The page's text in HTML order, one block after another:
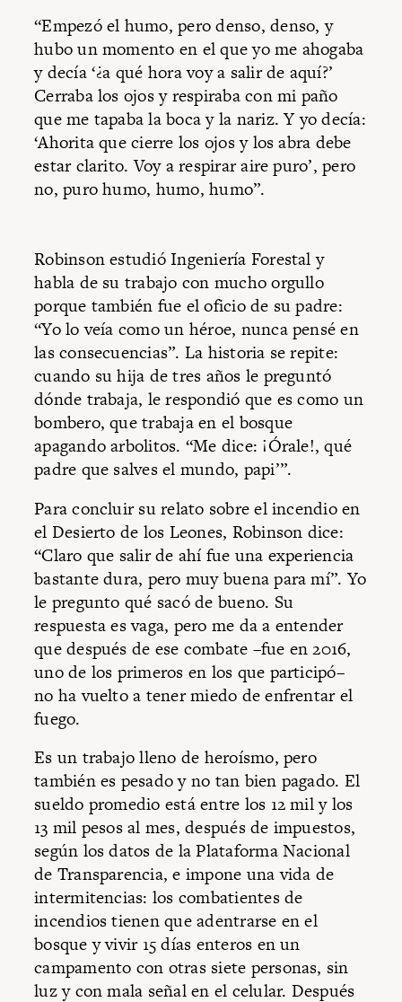
“Empezó el humo, pero denso, denso, y
hubo un momento en el que yo me ahogaba
y decía ‘¿a qué hora voy a salir de aquí?’
Cerraba los ojos y respiraba con mi paño
que me tapaba la boca y la nariz. Y yo decía:
‘Ahorita que cierre los ojos y los abra debe
estar clarito. Voy a respirar aire puro’, pero
no, puro humo, humo, humo”.
Robinson estudió Ingeniería Forestal y
habla de su trabajo con mucho orgullo
porque también fue el oficio de su padre:
“Yo lo veía como un héroe, nunca pensé en
las consecuencias”. La historia se repite:
cuando su hija de tres años le preguntó
dónde trabaja, le respondió que es como un
bombero, que trabaja en el bosque
apagando arbolitos. “Me dice: ¡Órale!, qué
padre que salves el mundo, papi’”.
Para concluir su relato sobre el incendio en
el Desierto de los Leones, Robinson dice:
“Claro que salir de ahí fue una experiencia
bastante dura, pero muy buena para mí”. Yo
le pregunto qué sacó de bueno. Su
respuesta es vaga, pero me da a entender
que después de ese combate –fue en 2016,
uno de los primeros en los que participó–
no ha vuelto a tener miedo de enfrentar el
fuego.
Es un trabajo lleno de heroísmo, pero
también es pesado y no tan bien pagado. El
sueldo promedio está entre los 12 mil y los
13 mil pesos al mes, después de impuestos,
según los datos de la Plataforma Nacional
de Transparencia, e impone una vida de
intermitencias: los combatientes de
incendios tienen que adentrarse en el
bosque y vivir 15 días enteros en un
campamento con otras siete personas, sin
luz y con mala señal en el celular. Después